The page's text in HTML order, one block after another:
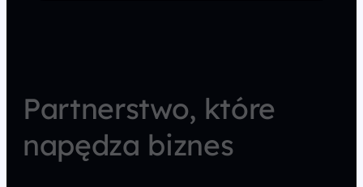
Partnerstwo, które
napędza biznes